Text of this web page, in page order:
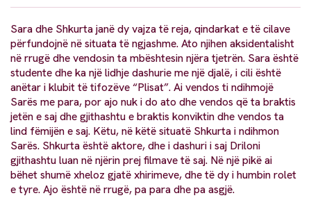
Sara dhe Shkurta janë dy vajza të reja, qindarkat e të cilave
përfundojnë në situata të ngjashme. Ato njihen aksidentalisht
në rrugë dhe vendosin ta mbështesin njëra tjetrën. Sara është
studente dhe ka një lidhje dashurie me një djalë, i cili është
anëtar i klubit të tifozëve “Plisat”. Ai vendos ti ndihmojë
Sarës me para, por ajo nuk i do ato dhe vendos që ta braktis
jetën e saj dhe gjithashtu e braktis konviktin dhe vendos ta
lind fëmijën e saj. Këtu, në këtë situatë Shkurta i ndihmon
Sarës. Shkurta është aktore, dhe i dashuri i saj Driloni
gjithashtu luan në njërin prej filmave të saj. Në një pikë ai
bëhet shumë xheloz gjatë xhirimeve, dhe të dy i humbin rolet
e tyre. Ajo është në rrugë, pa para dhe pa asgjë.